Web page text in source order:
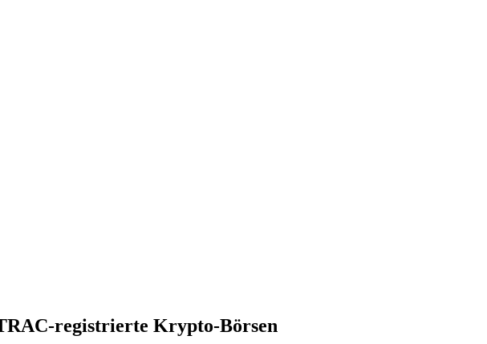
registrierte Krypto-Börsen